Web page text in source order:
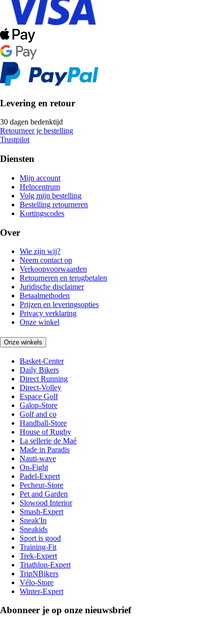
Levering en retour
30 dagen bedenktijd
Retourneer je bestelling
Trustpilot
Diensten
Mijn account
Helpcentrum
Volg mijn bestelling
Bestelling retourneren
Kortingscodes
Over
Wie zijn wij?
Neem contact op
Verkoopvoorwaarden
Retourneren en terugbetalen
Juridische disclaimer
Betaalmethoden
Prijzen en leveringsopties
Privacy verklaring
Onze winkel
Onze winkels
Basket-Center
Daily Bikers
Direct Running
Direct-Volley
Espace Golf
Galop-Store
Golf and co
Handball-Store
House of Rugby
La sellerie de Maé
Made in Paradis
Nauti-wave
On-Fight
Padel-Expert
Pecheur-Store
Pet and Garden
Slowood Interior
Smash-Expert
Sneak'In
Sneakids
Sport is good
Training-Fit
Trek-Expert
Triathlon-Expert
TripNBikers
Vélo-Store
Winter-Expert
Abonneer je op onze nieuwsbrief